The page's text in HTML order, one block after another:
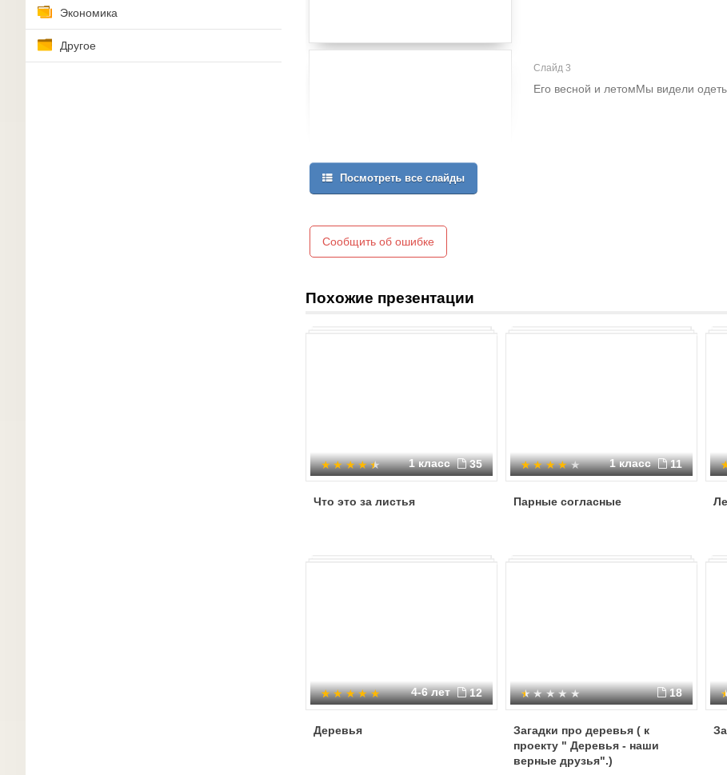
Экономика
Другое
Слайд 3
Его весной и летомМы видели
Посмотреть все слайды
Сообщить об ошибке
Похожие презентации
1 класс 35
Что это за листья
1 класс 11
Парные согласные
4-6 лет 12
Деревья
18
Загадки про деревья ( к
проекту " Деревья - наши
верные друзья".)